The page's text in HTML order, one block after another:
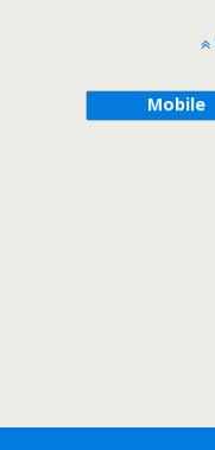
Mobile